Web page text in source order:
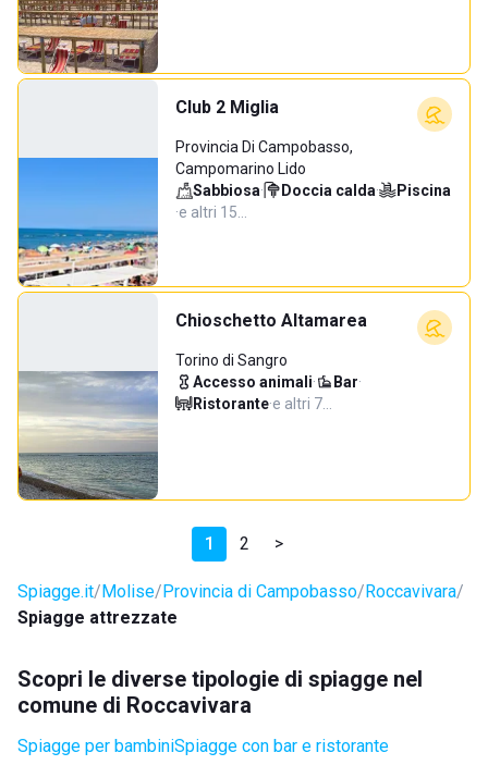
Club 2 Miglia
Provincia Di Campobasso,
Campomarino Lido
Sabbiosa· Doccia calda·
Piscina
·e altri 15…
Chioschetto Altamarea
Torino di Sangro
Accesso animali· Bar·
Ristorante·e altri 7…
1 2 >
Spiagge.it Molise Provincia di Campobasso Roccavivara
Spiagge attrezzate
Scopri le diverse tipologie di spiagge nel
comune di Roccavivara
Spiagge per bambiniSpiagge con bar e ristorante